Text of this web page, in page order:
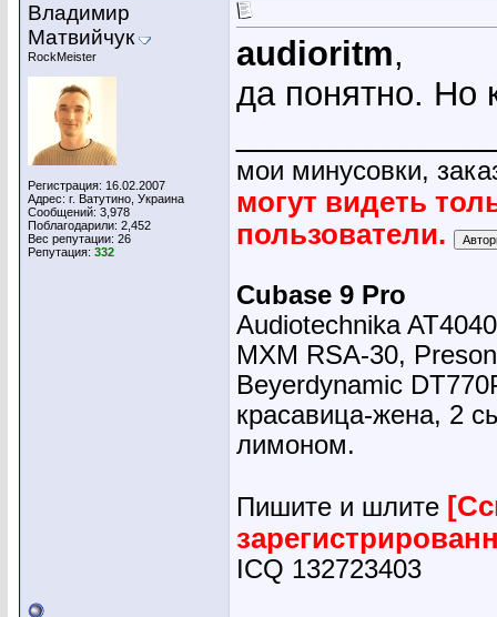
Владимир
Матвийчук
RockMeister
Регистрация: 16.02.2007
Адрес: г. Ватутино, Украина
Сообщений: 3,978
Поблагодарили: 2,452
Вес репутации: 26
Репутация: 332
audioritm,
да понятно. Но
мои минусовки,
могут видеть
пользователи.
Cubase 9 Pro
Audiotechnika
MXM RSA-30,
Beyerdynamic
красавица-жена, 2
лимоном.
Пишите и шлите
ICQ 132723403